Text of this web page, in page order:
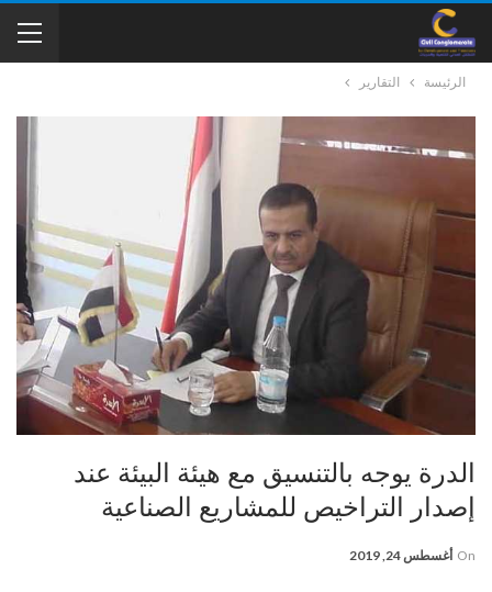
الرئيسة التقارير
الدرة يوجه بالتنسيق مع هيئة البيئة عند
إصدار التراخيص للمشاريع الصناعية
On أغسطس 24, 2019